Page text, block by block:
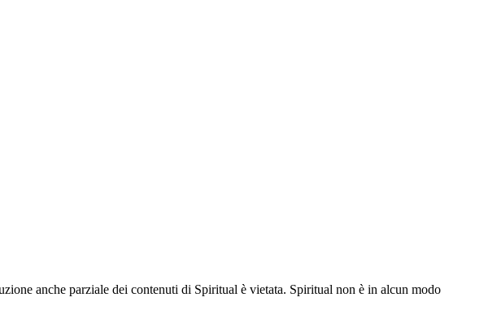
anche parziale dei contenuti di Spiritual è vietata. Spiritual non è in alcun modo